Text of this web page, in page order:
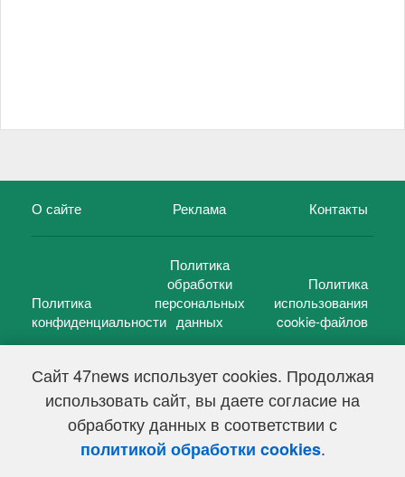
Сайт 47news использует cookies. Продолжая
использовать сайт, вы даете согласие на
обработку данных в соответствии с
политикой обработки cookies.
О сайте Реклама Контакты
Политика
конфиденциальности
Политика
обработки
персональных
данных
Политика
использования
cookie-файлов
47 новостей (47 news)2005 — 2026 г.
Свидетельство о регистрации СМИ Эл № ФС 77-39848, выдано
Федеральной службой по надзору в сфере связи,
информационных технологий и массовых коммуникаций